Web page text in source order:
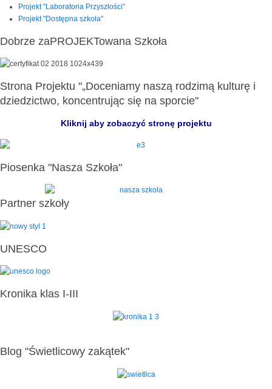
Projekt "Laboratoria Przyszłości"
Projekt "Dostępna szkoła"
Dobrze zaPROJEKTowana Szkoła
Strona Projektu "„Doceniamy naszą rodzimą kulturę i
dziedzictwo, koncentrując się na sporcie"
Kliknij aby zobaczyć stronę projektu
Piosenka "Nasza Szkoła"
Partner szkoły
UNESCO
Kronika klas I-III
Blog "Świetlicowy zakątek"